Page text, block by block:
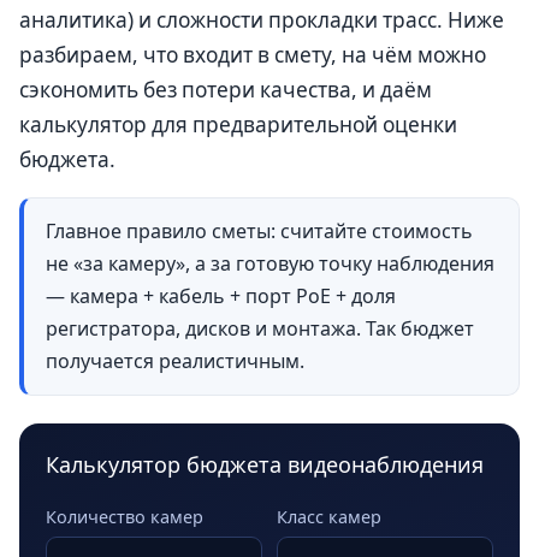
аналитика) и сложности прокладки трасс. Ниже
разбираем, что входит в смету, на чём можно
сэкономить без потери качества, и даём
калькулятор для предварительной оценки
бюджета.
Главное правило сметы: считайте стоимость
не «за камеру», а за готовую точку наблюдения
— камера + кабель + порт PoE + доля
регистратора, дисков и монтажа. Так бюджет
получается реалистичным.
Калькулятор бюджета видеонаблюдения
Количество камер Класс камер